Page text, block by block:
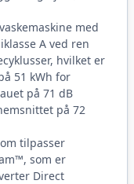
med
A ved ren
hvilket er
51 kWh for
på 71 dB
på 72
tilpasser
som er
Direct